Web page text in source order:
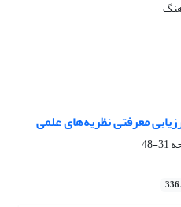
معرفتی نظریه‌های علمی
31-48